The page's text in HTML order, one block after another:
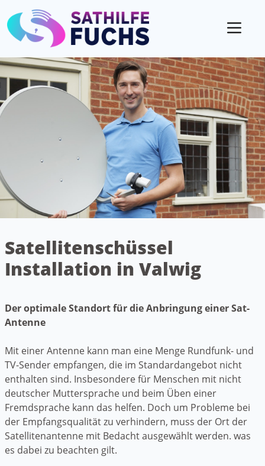
Satellitenschüssel
Installation in Valwig
Der optimale Standort für die Anbringung einer Sat-
Antenne
Mit einer Antenne kann man eine Menge Rundfunk- und
TV-Sender empfangen, die im Standardangebot nicht
enthalten sind. Insbesondere für Menschen mit nicht
deutscher Muttersprache und beim Üben einer
Fremdsprache kann das helfen. Doch um Probleme bei
der Empfangsqualität zu verhindern, muss der Ort der
Satellitenantenne mit Bedacht ausgewählt werden. was
es dabei zu beachten gilt.